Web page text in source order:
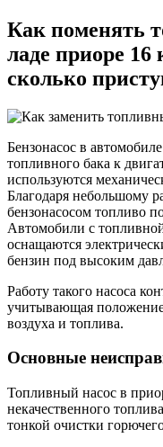
Как поменять
ладе приоре 16
сколько
Бензонасос в
топливного бака к
используются
Благодаря небольшому
бензонасосом топливо
Автомобили с
оснащаются
бензин под высоким
Работу такого насоса
учитывающая
воздуха и топлива.
Основные
Топливный насос в
некачественного
тонкой очистки